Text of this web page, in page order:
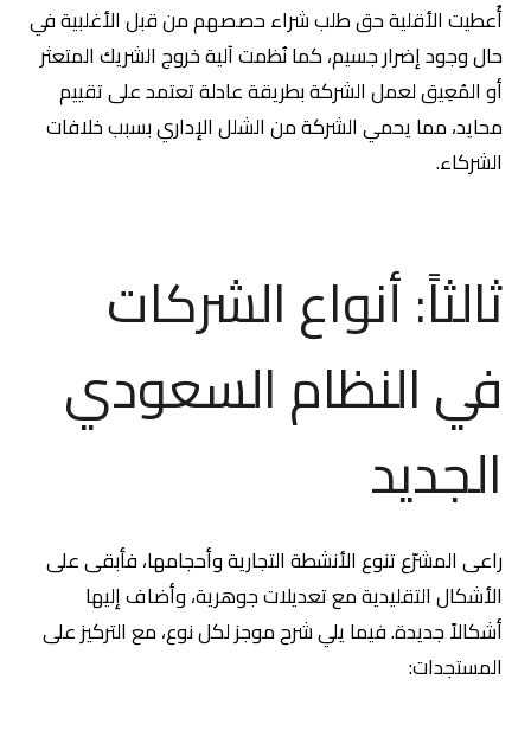
أُعطيت الأقلية حق طلب شراء حصصهم من قبل الأغلبية في
حال وجود إضرار جسيم، كما نُظمت آلية خروج الشريك المتعثر
أو المُعِيق لعمل الشركة بطريقة عادلة تعتمد على تقييم
محايد، مما يحمي الشركة من الشلل الإداري بسبب خلافات
الشركاء.
ثالثاً: أنواع الشركات
في النظام السعودي
الجديد
راعى المشرّع تنوع الأنشطة التجارية وأحجامها، فأبقى على
الأشكال التقليدية مع تعديلات جوهرية، وأضاف إليها
أشكالاً جديدة. فيما يلي شرح موجز لكل نوع، مع التركيز على
المستجدات: